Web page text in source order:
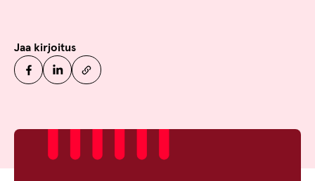
Jaa kirjoitus